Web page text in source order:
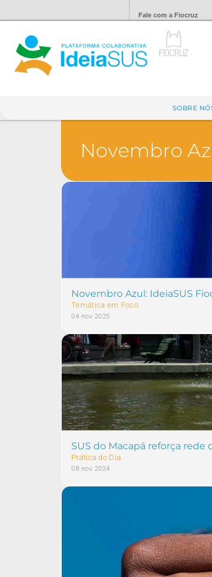
Fale com a Fiocruz
SOBRE
Novembro
Novembro Azul: IdeiaSUS
Temática em Foco
04 nov 2025
SUS do Macapá reforça
Prática do Dia
08 nov 2024